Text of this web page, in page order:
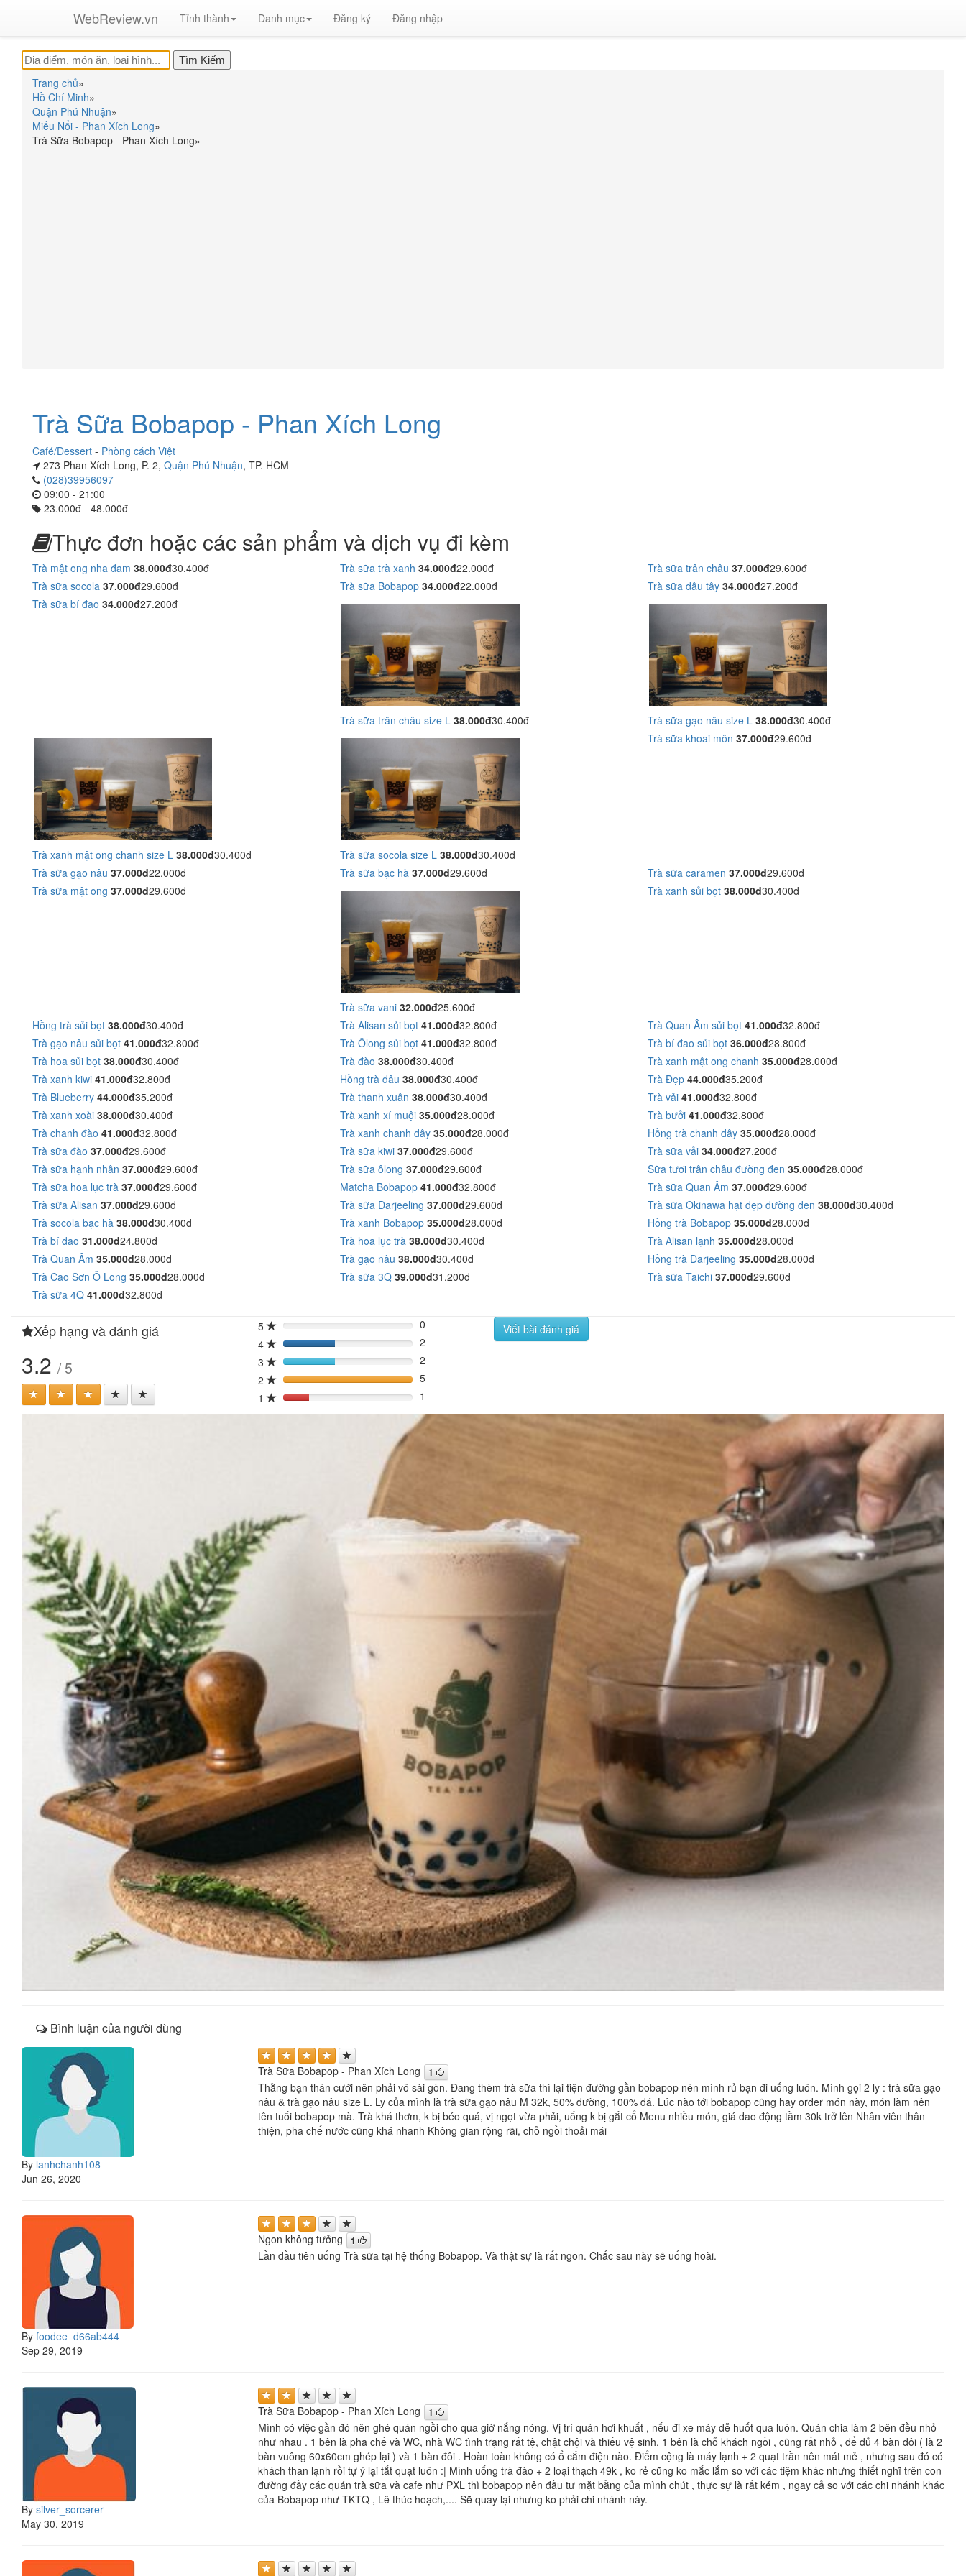
WebReview.vn Tỉnh thành Danh mục Đăng ký Đăng nhập
Trang chủ»
Hồ Chí Minh»
Quận Phú Nhuận»
Miếu Nổi - Phan Xích Long»
Trà Sữa Bobapop - Phan Xích Long»
Trà Sữa Bobapop - Phan Xích Long
Café/Dessert - Phòng cách Việt
273 Phan Xích Long, P. 2, Quận Phú Nhuận, TP. HCM
(028)39956097
09:00 - 21:00
23.000đ - 48.000đ
Thực đơn hoặc các sản phẩm và dịch vụ đi kèm
Trà mật ong nha đam 38.000đ30.400đ Trà sữa trà xanh 34.000đ22.000đ Trà sữa trân châu 37.000đ29.600đ
Trà sữa socola 37.000đ29.600đ Trà sữa Bobapop 34.000đ22.000đ Trà sữa dâu tây 34.000đ27.200đ
Trà sữa bí đao 34.000đ27.200đ
Trà sữa trân châu size L 38.000đ30.400đ Trà sữa gạo nâu size L 38.000đ30.400đ
Trà xanh mật ong chanh size L 38.000đ30.400đ Trà sữa socola size L 38.000đ30.400đ
Trà sữa khoai môn 37.000đ29.600đ
Trà sữa gạo nâu 37.000đ22.000đ Trà sữa bạc hà 37.000đ29.600đ Trà sữa caramen 37.000đ29.600đ
Trà sữa mật ong 37.000đ29.600đ
Trà sữa vani 32.000đ25.600đ
Trà xanh sủi bọt 38.000đ30.400đ
Hồng trà sủi bọt 38.000đ30.400đ Trà Alisan sủi bọt 41.000đ32.800đ Trà Quan Âm sủi bọt 41.000đ32.800đ
Trà gạo nâu sủi bọt 41.000đ32.800đ Trà Ôlong sủi bọt 41.000đ32.800đ Trà bí đao sủi bọt 36.000đ28.800đ
Trà hoa sủi bọt 38.000đ30.400đ Trà đào 38.000đ30.400đ Trà xanh mật ong chanh 35.000đ28.000đ
Trà xanh kiwi 41.000đ32.800đ Hồng trà dâu 38.000đ30.400đ Trà Đẹp 44.000đ35.200đ
Trà Blueberry 44.000đ35.200đ Trà thanh xuân 38.000đ30.400đ Trà vải 41.000đ32.800đ
Trà xanh xoài 38.000đ30.400đ Trà xanh xí muội 35.000đ28.000đ Trà bưởi 41.000đ32.800đ
Trà chanh đào 41.000đ32.800đ Trà xanh chanh dây 35.000đ28.000đ Hồng trà chanh dây 35.000đ28.000đ
Trà sữa đào 37.000đ29.600đ Trà sữa kiwi 37.000đ29.600đ Trà sữa vải 34.000đ27.200đ
Trà sữa hạnh nhân 37.000đ29.600đ Trà sữa ôlong 37.000đ29.600đ Sữa tươi trân châu đường đen 35.000đ28.000đ
Trà sữa hoa lục trà 37.000đ29.600đ Matcha Bobapop 41.000đ32.800đ Trà sữa Quan Âm 37.000đ29.600đ
Trà sữa Alisan 37.000đ29.600đ Trà sữa Darjeeling 37.000đ29.600đ Trà sữa Okinawa hạt đẹp đường đen 38.000đ30.400đ
Trà socola bạc hà 38.000đ30.400đ Trà xanh Bobapop 35.000đ28.000đ Hồng trà Bobapop 35.000đ28.000đ
Trà bí đao 31.000đ24.800đ Trà hoa lục trà 38.000đ30.400đ Trà Alisan lạnh 35.000đ28.000đ
Trà Quan Âm 35.000đ28.000đ Trà gạo nâu 38.000đ30.400đ Hồng trà Darjeeling 35.000đ28.000đ
Trà Cao Sơn Ô Long 35.000đ28.000đ Trà sữa 3Q 39.000đ31.200đ Trà sữa Taichi 37.000đ29.600đ
Trà sữa 4Q 41.000đ32.800đ
Xếp hạng và đánh giá
3.2 / 5
5 0%
0
4
40%
2
3
40%
2
2
100%
5
1
20% 1
Viết bài đánh giá
Bình luận của người dùng
By lanhchanh108
Jun 26, 2020
Trà Sữa Bobapop - Phan Xích Long 1
Thằng bạn thân cưới nên phải vô sài gòn. Đang thèm trà sữa thì lại tiện đường gần bobapop nên mình rủ bạn đi uống luôn. Mình gọi 2 ly : trà sữa gạo
nâu & trà gạo nâu size L. Ly của mình là trà sữa gạo nâu M 32k, 50% đường, 100% đá. Lúc nào tới bobapop cũng hay order món này, món làm nên
tên tuối bobapop mà. Trà khá thơm, k bị béo quá, vị ngọt vừa phải, uống k bị gắt cổ Menu nhiều món, giá dao động tầm 30k trở lên Nhân viên thân
thiện, pha chế nước cũng khá nhanh Không gian rộng rãi, chỗ ngồi thoải mái
By foodee_d66ab444
Sep 29, 2019
Ngon không tưởng 1
Lần đầu tiên uống Trà sữa tại hệ thống Bobapop. Và thật sự là rất ngon. Chắc sau này sẽ uống hoài.
By silver_sorcerer
May 30, 2019
Trà Sữa Bobapop - Phan Xích Long 1
Mình có việc gần đó nên ghé quán ngồi cho qua giờ nắng nóng. Vị trí quán hơi khuất , nếu đi xe máy dễ huốt qua luôn. Quán chia làm 2 bên đều nhỏ
như nhau . 1 bên là pha chế và WC, nhà WC tình trạng rất tệ, chật chội và thiếu vệ sinh. 1 bên là chỗ khách ngồi , cũng rất nhỏ , để đủ 4 bàn đôi ( là 2
bàn vuông 60x60cm ghép lại ) và 1 bàn đôi . Hoàn toàn không có ổ cắm điện nào. Điểm cộng là máy lạnh + 2 quạt trần nên mát mẻ , nhưng sau đó có
khách than lạnh rồi tự ý lại tắt quạt luôn :| Mình uống trà đào + 2 loại thạch 49k , ko rẻ cũng ko mắc lắm so với các tiệm khác nhưng thiết nghĩ trên con
đường đầy các quán trà sữa và cafe như PXL thì bobapop nên đầu tư mặt bằng của mình chút , thực sự là rất kém , ngay cả so với các chi nhánh khác
của Bobapop như TKTQ , Lê thúc hoạch,.... Sẽ quay lại nhưng ko phải chi nhánh này.